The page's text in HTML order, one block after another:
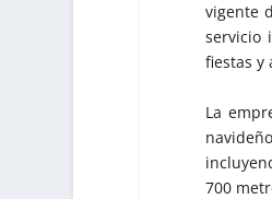
vigente
servicio
fiestas y
La
700